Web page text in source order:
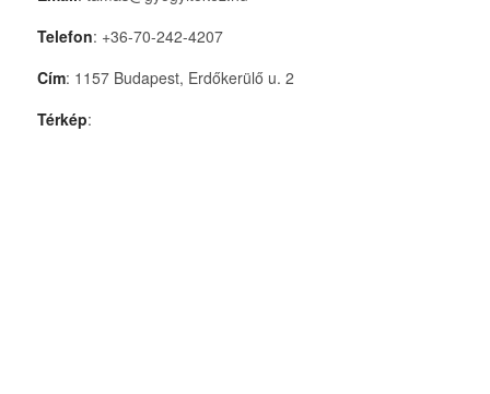
Telefon: +36-70-242-4207
Cím: 1157 Budapest, Erdőkerülő u. 2
Térkép: